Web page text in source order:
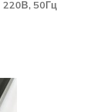
220В, 50Гц